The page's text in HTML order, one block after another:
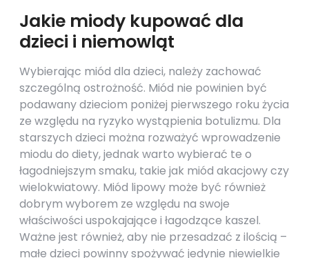
Jakie miody kupować dla
dzieci i niemowląt
Wybierając miód dla dzieci, należy zachować
szczególną ostrożność. Miód nie powinien być
podawany dzieciom poniżej pierwszego roku życia
ze względu na ryzyko wystąpienia botulizmu. Dla
starszych dzieci można rozważyć wprowadzenie
miodu do diety, jednak warto wybierać te o
łagodniejszym smaku, takie jak miód akacjowy czy
wielokwiatowy. Miód lipowy może być również
dobrym wyborem ze względu na swoje
właściwości uspokajające i łagodzące kaszel.
Ważne jest również, aby nie przesadzać z ilością –
małe dzieci powinny spożywać jedynie niewielkie